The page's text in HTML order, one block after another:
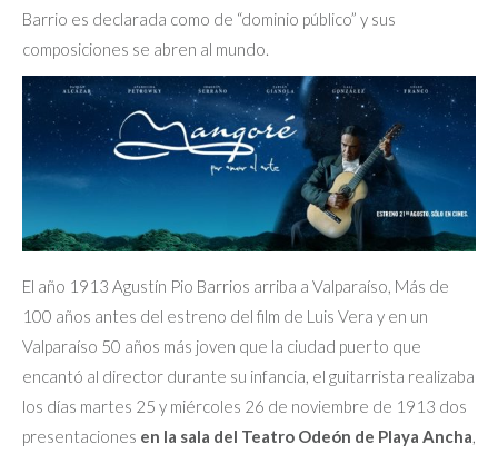
Barrio es declarada como de “dominio público” y sus
composiciones se abren al mundo.
El año 1913 Agustín Pio Barrios arriba a Valparaíso, Más de
100 años antes del estreno del film de Luis Vera y en un
Valparaíso 50 años más joven que la ciudad puerto que
encantó al director durante su infancia, el guitarrista realizaba
los días martes 25 y miércoles 26 de noviembre de 1913 dos
presentaciones en la sala del Teatro Odeón de Playa Ancha,